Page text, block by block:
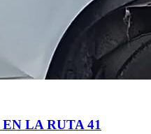
LA RUTA 41